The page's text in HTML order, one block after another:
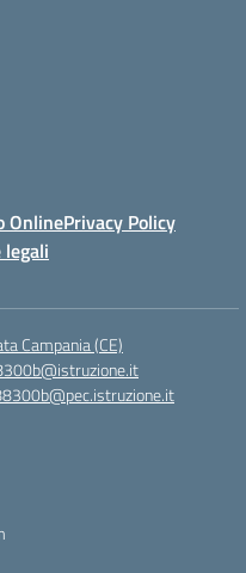
OnlinePrivacy Policy
legali
Campania (CE)